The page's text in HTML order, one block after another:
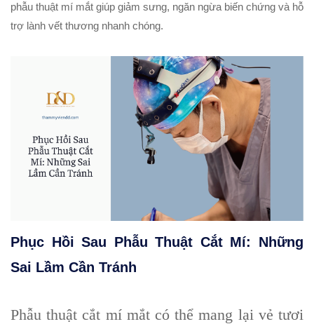
phẫu thuật mí mắt giúp giảm sưng, ngăn ngừa biến chứng và hỗ
trợ lành vết thương nhanh chóng.
Phục Hồi Sau Phẫu Thuật Cắt Mí: Những
Sai Lầm Cần Tránh
Phẫu thuật cắt mí mắt có thể mang lại vẻ tươi